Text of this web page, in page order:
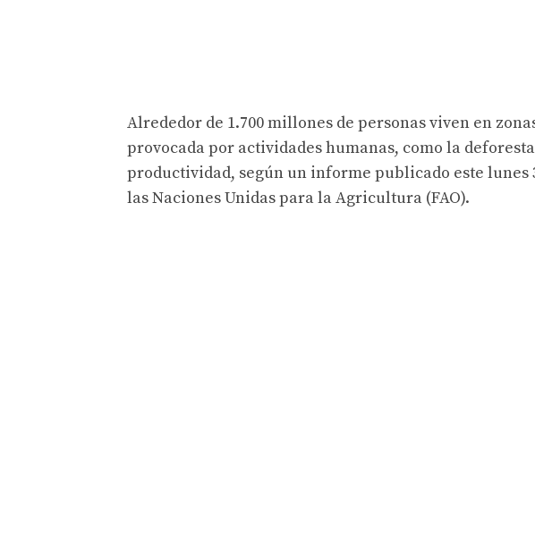
Alrededor de 1.700 millones de personas viven en
provocada por actividades humanas, como la
productividad, según un informe publicado este
las Naciones Unidas para la Agricultura (FAO).